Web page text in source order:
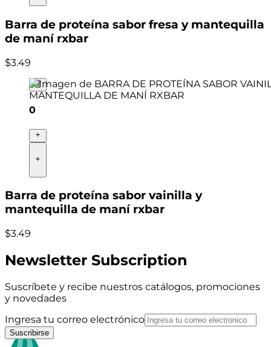
Barra de proteína sabor fresa y mantequilla
de maní rxbar
$3.49
0
Barra de proteína sabor vainilla y
mantequilla de maní rxbar
$3.49
Newsletter Subscription
Suscríbete y recibe nuestros catálogos, promociones
y novedades
Ingresa tu correo electrónico
Suscribirse